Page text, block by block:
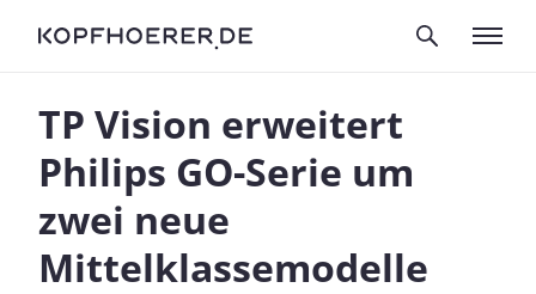
TP Vision erweitert
Philips GO-Serie um
zwei neue
Mittelklassemodelle